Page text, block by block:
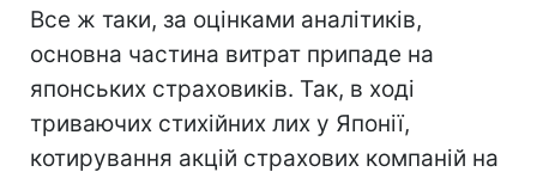
Все ж таки, за оцінками аналітиків,
основна частина витрат припаде на
японських страховиків. Так, в ході
триваючих стихійних лих у Японії,
котирування акцій страхових компаній на